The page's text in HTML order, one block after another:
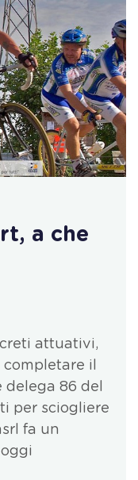
a che
attuativi,
il
86 del
per sciogliere
fa un